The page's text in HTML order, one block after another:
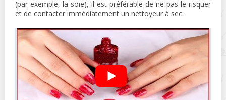
(par exemple, la soie), il est préférable de ne pas le risquer
et de contacter immédiatement un nettoyeur à sec.